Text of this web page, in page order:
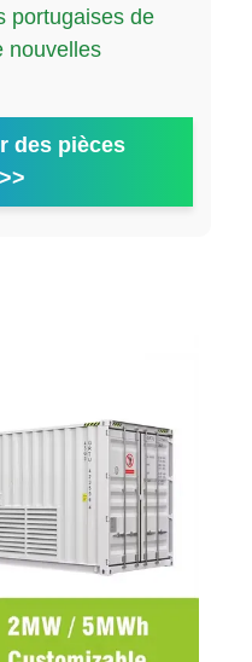
portugaises de
nouvelles
des pièces